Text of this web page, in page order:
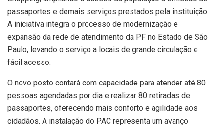
passaportes e demais serviços prestados pela instituição.
A iniciativa integra o processo de modernização e
expansão da rede de atendimento da PF no Estado de São
Paulo, levando o serviço a locais de grande circulação e
fácil acesso.
O novo posto contará com capacidade para atender até 80
pessoas agendadas por dia e realizar 80 retiradas de
passaportes, oferecendo mais conforto e agilidade aos
cidadãos. A instalação do PAC representa um avanço